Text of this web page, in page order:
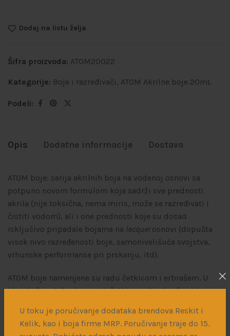
U toku je poručivanje dodataka brendova Reskit i
Kelik, kao i boja firme MRP. Poručivanje traje do 15.
Dodaj na listu želja
Šifra proizvoda: ATOM20022
Kategorije: Boje i razređivači, ATOM Akrilne boje 20mL
Podeli:
Opis Dodatne informacije Dostava
ATOM boje: serija akrilnih boja na vodenoj osnovi sa
potpuno novom formulom koja sadrži sve prednosti
akrila (nije toksična, nema miris, može se razređivati i
čistiti vodom), ali i one prednosti koje su dosad
isključivo pripadale bojama na lacquerosnovi (dopušta
visok nivo razređenosti boje, samonivelišuća svojstva,
vrhunske performanse pri prskanju, itd).
ATOM boje namenjene su radu četkicom i erbrašem. U
oba slučaja, bilo da se radi četkicom ili erbrašem, boja
potrebno, lako se mogu izvršiti prepravke i dorade
četkicom.